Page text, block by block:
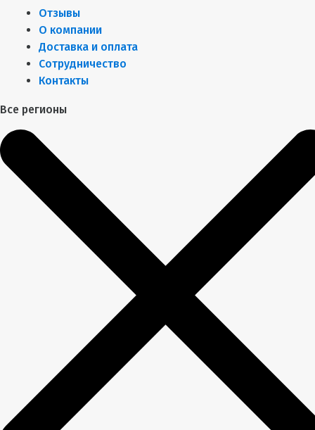
Отзывы
О компании
Доставка и оплата
Сотрудничество
Контакты
Все регионы